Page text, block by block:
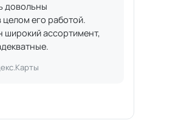
довольны
его работой.
широкий ассортимент,